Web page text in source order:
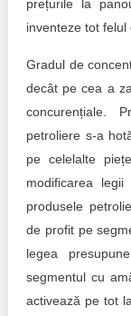
prețurile la
inventeze tot felul
Gradul de
decât pe cea a
concurențiale.
petroliere s-a
pe celelalte
modificarea
produsele
de profit pe
legea
segmentul cu
activează pe tot